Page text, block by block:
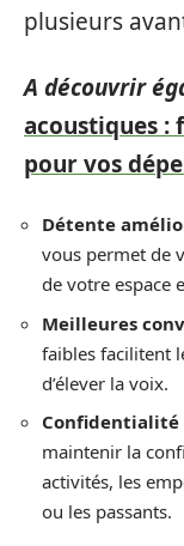
plusieurs
A découvrir
acoustiques :
pour vos
Détente
vous permet de
de votre espace
Meilleures
faibles facilitent
d’élever la voix.
Confidentialité
maintenir la
activités, les
ou les passants.